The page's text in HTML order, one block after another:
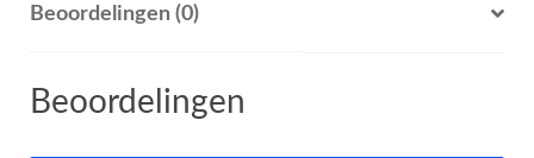
Beoordelingen (0)
Beoordelingen